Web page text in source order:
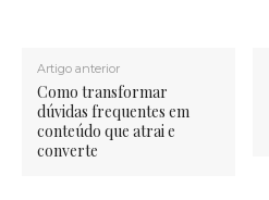
Artigo anterior
Como transformar
dúvidas frequentes em
conteúdo que atrai e
converte